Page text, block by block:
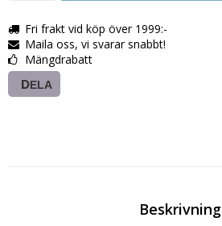
Fri frakt vid köp över 1999:-
Maila oss, vi svarar snabbt!
Mängdrabatt
DELA
Beskrivning